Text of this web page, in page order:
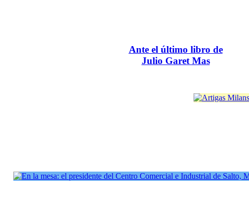
Ante el último libro de
Julio Garet Mas